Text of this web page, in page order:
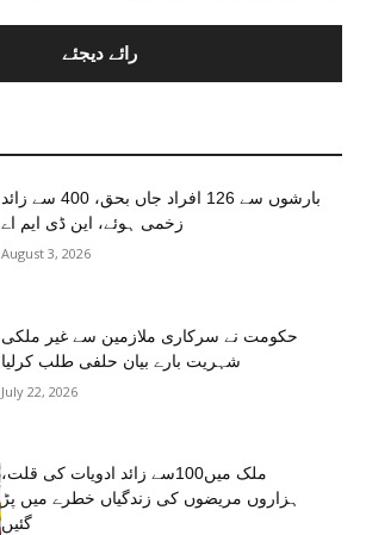
بارشوں سے 126 افراد جاں بحق، 400 سے زائد
زخمی ہوئے، این ڈی ایم اے
August 3, 2026
حکومت نے سرکاری ملازمین سے غیر ملکی
شہریت بارے بیان حلفی طلب کرلیا
July 22, 2026
ملک میں100سے زائد ادویات کی قلت،
ہزاروں مریضوں کی زندگیاں خطرے میں پڑ
گئیں